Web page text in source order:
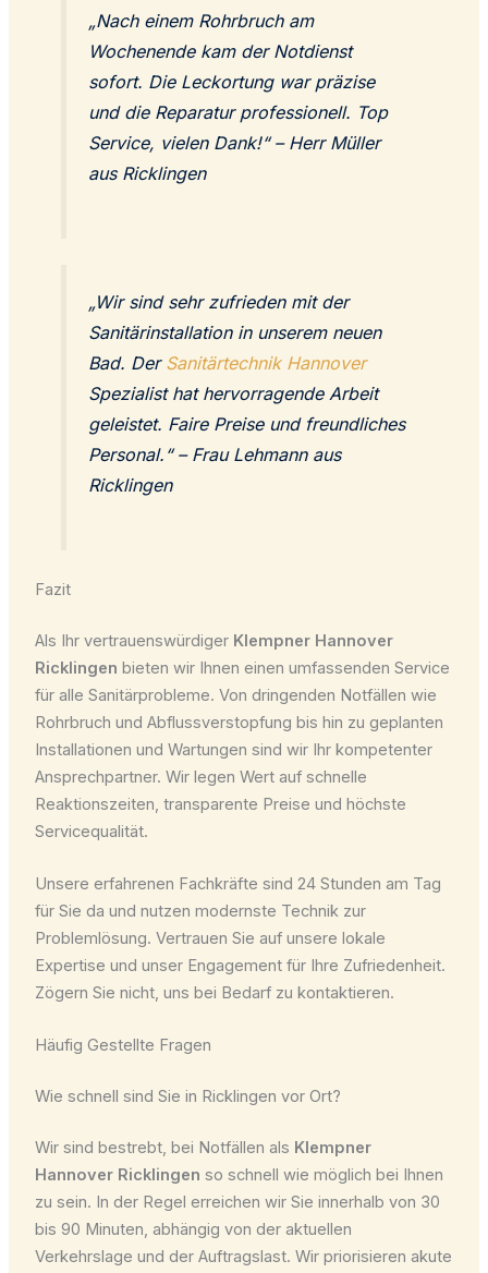
„Nach einem Rohrbruch am
Wochenende kam der Notdienst
sofort. Die Leckortung war präzise
und die Reparatur professionell. Top
Service, vielen Dank!“ – Herr Müller
aus Ricklingen
„Wir sind sehr zufrieden mit der
Sanitärinstallation in unserem neuen
Bad. Der Sanitärtechnik Hannover
Spezialist hat hervorragende Arbeit
geleistet. Faire Preise und freundliches
Personal.“ – Frau Lehmann aus
Ricklingen
Fazit
Als Ihr vertrauenswürdiger Klempner Hannover
Ricklingen bieten wir Ihnen einen umfassenden Service
für alle Sanitärprobleme. Von dringenden Notfällen wie
Rohrbruch und Abflussverstopfung bis hin zu geplanten
Installationen und Wartungen sind wir Ihr kompetenter
Ansprechpartner. Wir legen Wert auf schnelle
Reaktionszeiten, transparente Preise und höchste
Servicequalität.
Unsere erfahrenen Fachkräfte sind 24 Stunden am Tag
für Sie da und nutzen modernste Technik zur
Problemlösung. Vertrauen Sie auf unsere lokale
Expertise und unser Engagement für Ihre Zufriedenheit.
Zögern Sie nicht, uns bei Bedarf zu kontaktieren.
Häufig Gestellte Fragen
Wie schnell sind Sie in Ricklingen vor Ort?
Wir sind bestrebt, bei Notfällen als Klempner
Hannover Ricklingen so schnell wie möglich bei Ihnen
zu sein. In der Regel erreichen wir Sie innerhalb von 30
bis 90 Minuten, abhängig von der aktuellen
Verkehrslage und der Auftragslast. Wir priorisieren akute